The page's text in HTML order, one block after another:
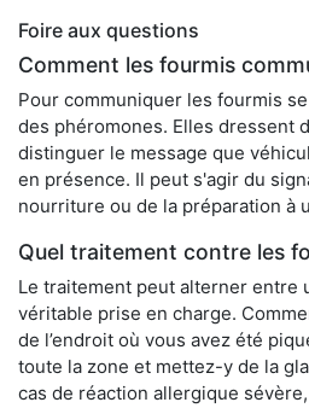
Foire aux questions
Comment les fourmis
Pour communiquer les fourmis
des phéromones. Elles dressent
distinguer le message que
en présence. Il peut s'agir du
nourriture ou de la préparation à
Quel traitement contre les
Le traitement peut alterner entre
véritable prise en charge.
de l’endroit où vous avez été
toute la zone et mettez-y de la
cas de réaction allergique